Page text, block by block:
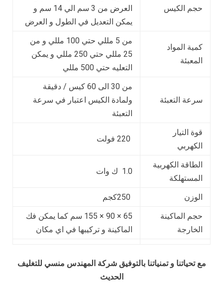
حجم الكيس
العرض من 3 سم الي 14 سم و
يمكن التعديل في الطول و العرض
كمية المواد
المعبئة
من 5 مللي حتي 100 مللي و من
25 مللي حتي 250 مللي و يمكن
التعليه حتي 500 مللي
سرعة التعبئة
من 30 الى 60 كيس / دقيقة
ولمادة الكيس اعتبار في سرعة
التعبئة
قوة التيار
الكهربي
الطاقة الكهربية
المستهلكة
1.0 ك وات
الوزن
حجم الماكينة
الخارجة
65 × 90 × 155 سم كما يمكن فك
الماكينة و تركيبها في اي مكان
مع تحياتنا و تمنياتنا بالتوفيق شركة المهندس منسي للتغليف
الحديث